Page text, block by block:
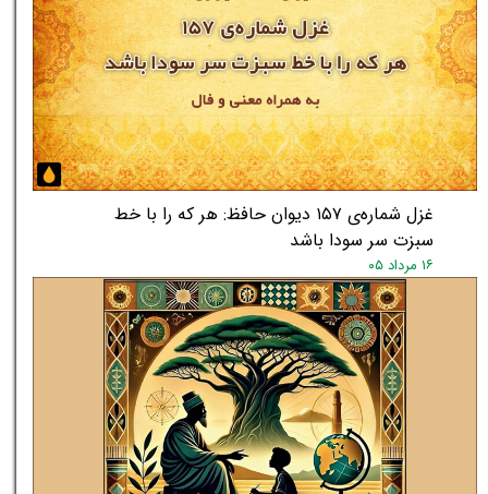
غزل شماره‌ی ۱۵۷ دیوان حافظ: هر که را با خط
سبزت سر سودا باشد
۱۶ مرداد ۰۵